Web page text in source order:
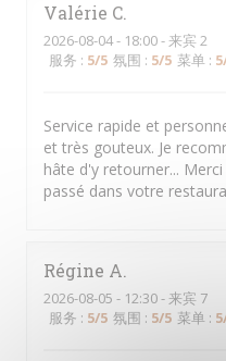
Valérie C
2026-08-04- 18:00 - 来宾 2
服务 : 5/5 氛围 : 5/5 菜单 : 5
Service rapide et
et très gouteux. Je
hâte d'y retourner...
passé dans votre
Régine A
2026-08-05 - 12:30 - 来宾 7
服务 : 5/5 氛围 : 5/5 菜单 : 5